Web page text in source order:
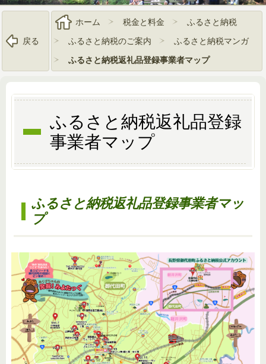
戻る
ホーム 税金と料金
ふるさと納税
ふるさと納税のご案内
ふるさと納税マンガ
ふるさと納税返礼品登録事業者マップ
ふるさと納税返礼品登録
事業者マップ
ふるさと納税返礼品登録事業者マッ
プ